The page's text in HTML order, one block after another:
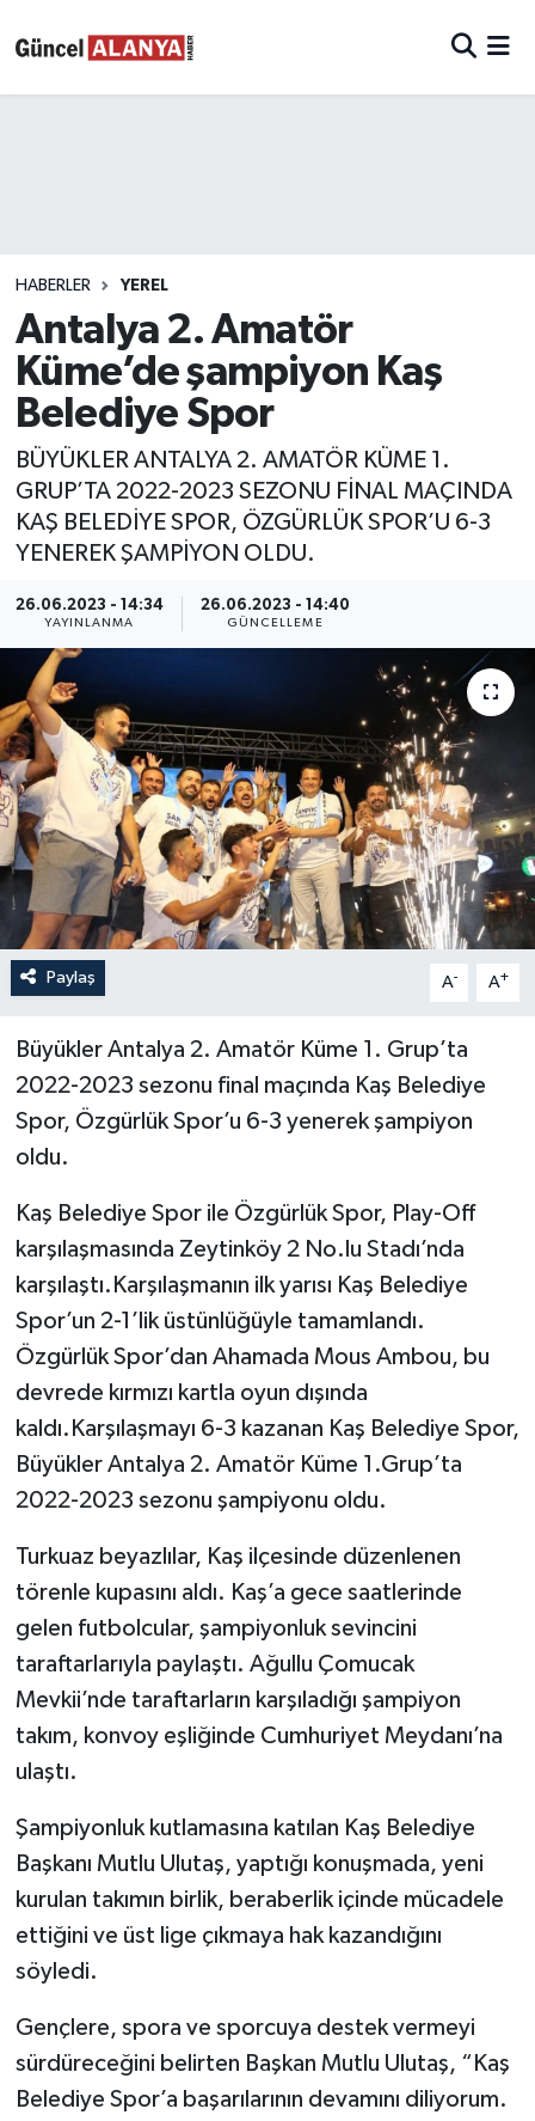
HABERLER YEREL
Antalya 2. Amatör
Küme’de şampiyon Kaş
Belediye Spor
BÜYÜKLER ANTALYA 2. AMATÖR KÜME 1.
GRUP’TA 2022-2023 SEZONU FİNAL MAÇINDA
KAŞ BELEDİYE SPOR, ÖZGÜRLÜK SPOR’U 6-3
YENEREK ŞAMPİYON OLDU.
26.06.2023 - 14:34
YAYINLANMA
26.06.2023 - 14:40
GÜNCELLEME
Paylaş A- A+
Büyükler Antalya 2. Amatör Küme 1. Grup’ta
2022-2023 sezonu final maçında Kaş Belediye
Spor, Özgürlük Spor’u 6-3 yenerek şampiyon
oldu.
Kaş Belediye Spor ile Özgürlük Spor, Play-Off
karşılaşmasında Zeytinköy 2 No.lu Stadı’nda
karşılaştı.Karşılaşmanın ilk yarısı Kaş Belediye
Spor’un 2-1’lik üstünlüğüyle tamamlandı.
Özgürlük Spor’dan Ahamada Mous Ambou, bu
devrede kırmızı kartla oyun dışında
kaldı.Karşılaşmayı 6-3 kazanan Kaş Belediye Spor,
Büyükler Antalya 2. Amatör Küme 1.Grup’ta
2022-2023 sezonu şampiyonu oldu.
Turkuaz beyazlılar, Kaş ilçesinde düzenlenen
törenle kupasını aldı. Kaş’a gece saatlerinde
gelen futbolcular, şampiyonluk sevincini
taraftarlarıyla paylaştı. Ağullu Çomucak
Mevkii’nde taraftarların karşıladığı şampiyon
takım, konvoy eşliğinde Cumhuriyet Meydanı’na
ulaştı.
Şampiyonluk kutlamasına katılan Kaş Belediye
Başkanı Mutlu Ulutaş, yaptığı konuşmada, yeni
kurulan takımın birlik, beraberlik içinde mücadele
ettiğini ve üst lige çıkmaya hak kazandığını
söyledi.
Gençlere, spora ve sporcuya destek vermeyi
sürdüreceğini belirten Başkan Mutlu Ulutaş, “Kaş
Belediye Spor’a başarılarının devamını diliyorum.